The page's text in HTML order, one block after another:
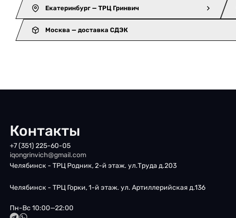
Екатеринбург — ТРЦ Гринвич
Москва — доставка СДЭК
Контакты
+7 (351) 225-60-05
iqongrinvich@gmail.com
Челябинск - ТРЦ Родник, 2-й этаж. ул.Труда д.203
Челябинск - ТРЦ Горки, 1-й этаж. ул. Артиллерийская д.136
Пн-Вс 10:00—22:00